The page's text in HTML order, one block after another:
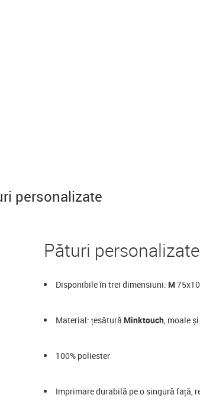
personalizate
Pături personalizate
Disponibile în trei dimensiuni: M
Material: țesătură Minktouch , moale
100% poliester
Imprimare durabilă pe o singură față,